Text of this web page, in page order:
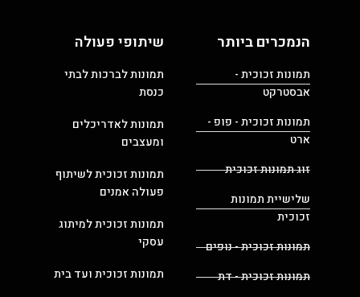
הנמכרים ביותר
תמונות זכוכית -
אבסטרקט
תמונות זכוכית - פופ -
ארט
זוג תמונות זכוכית
שלישיית תמונות
זכוכית
תמונות זכוכית - נופים
תמונות זכוכית - דת
שיתופי פעולה
תמונות לברכות לבתי
כנסת
תמונות לאדריכלים
ומעצבים
תמונות זכוכית לשיתוף
פעולה אמנים
תמונות זכוכית למיתוג
עסקי
תמונות זכוכית ועד בית